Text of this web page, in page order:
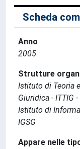
Scheda
Anno
2005
Strutture
Istituto di Teoria
Giuridica - ITTIG
Istituto di
IGSG
Appare nelle